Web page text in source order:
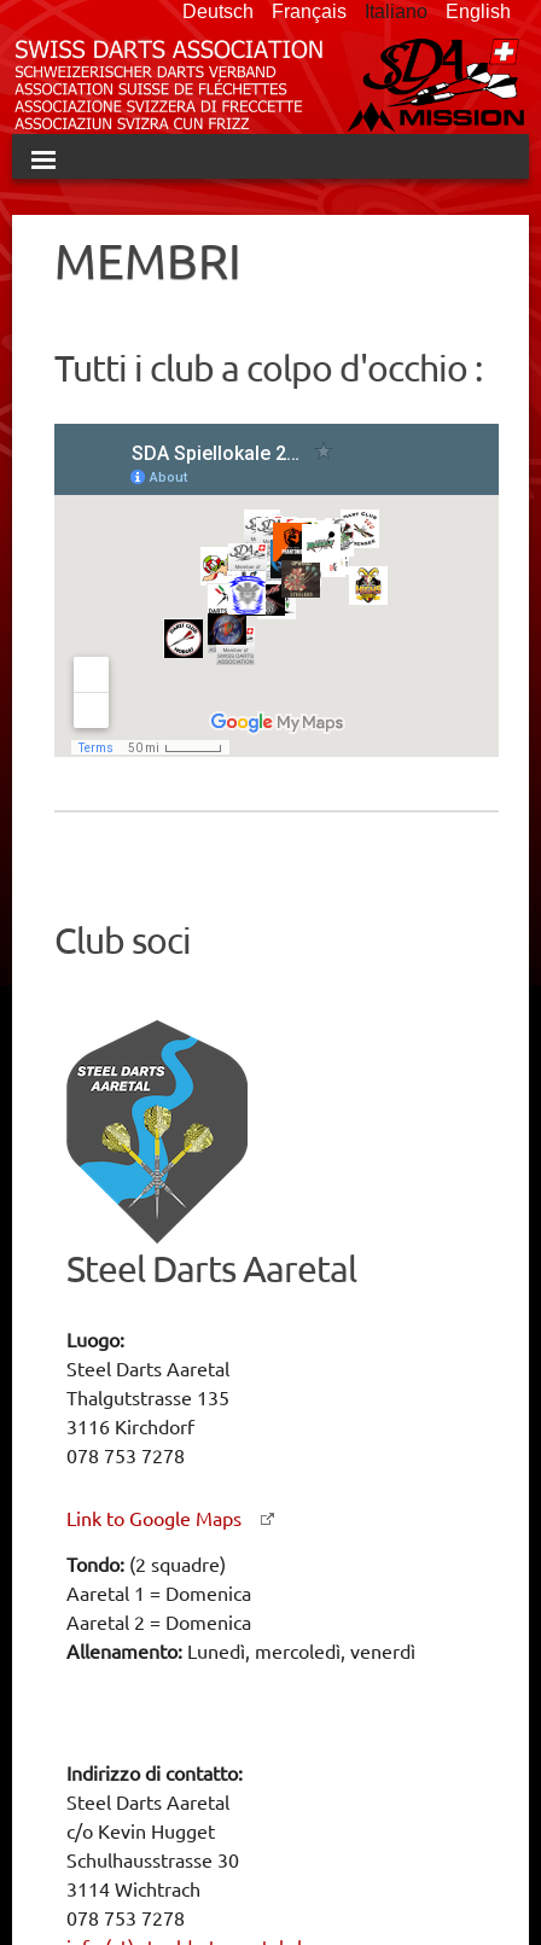
Deutsch Français Italiano English
HOME
SDA
SWISS OPEN
SQUADRA NAZIONALE
MEMBRI
Tutti i club a colpo d'occhio :
Club soci
Steel Darts Aaretal
Luogo:
Steel Darts Aaretal
Thalgutstrasse 135
3116 Kirchdorf
078 753 7278
Link to Google Maps
Tondo: (2 squadre)
Aaretal 1 = Domenica
Aaretal 2 = Domenica
Allenamento: Lunedì, mercoledì, venerdì
Indirizzo di contatto:
Steel Darts Aaretal
c/o Kevin Hugget
Schulhausstrasse 30
3114 Wichtrach
078 753 7278